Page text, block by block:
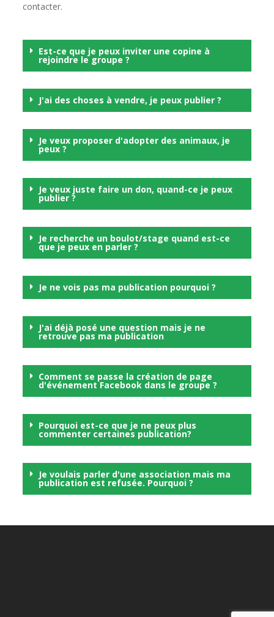
contacter.
Est-ce que je peux inviter une copine à
rejoindre le groupe ?
J'ai des choses à vendre, je peux publier ?
Je veux proposer d'adopter des animaux, je
peux ?
Je veux juste faire un don, quand-ce je peux
publier ?
Je recherche un boulot/stage quand est-ce
que je peux en parler ?
Je ne vois pas ma publication pourquoi ?
J'ai déjà posé une question mais je ne
retrouve pas ma publication
Comment se passe la création de page
d'événement Facebook dans le groupe ?
Pourquoi est-ce que je ne peux plus
commenter certaines publication?
Je voulais parler d'une association mais ma
publication est refusée. Pourquoi ?